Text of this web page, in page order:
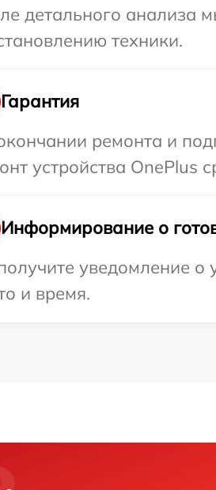
детального анализа
техники.
Гарантия
ремонта и
устройства OnePlus
Информирование о
уведомление о
и время.